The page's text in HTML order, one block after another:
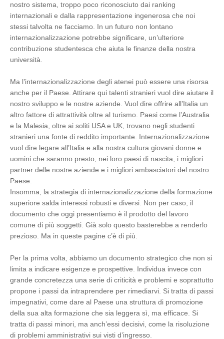
nostro sistema, troppo poco riconosciuto dai ranking
internazionali e dalla rappresentazione ingenerosa che noi
stessi talvolta ne facciamo. In un futuro non lontano
internazionalizzazione potrebbe significare, un’ulteriore
contribuzione studentesca che aiuta le finanze della nostra
università.
Ma l’internazionalizzazione degli atenei può essere una risorsa
anche per il Paese. Attirare qui talenti stranieri vuol dire aiutare il
nostro sviluppo e le nostre aziende. Vuol dire offrire all’Italia un
altro fattore di attrattività oltre al turismo. Paesi come l’Australia
e la Malesia, oltre ai soliti USA e UK, trovano negli studenti
stranieri una fonte di reddito importante. Internazionalizzazione
vuol dire legare all’Italia e alla nostra cultura giovani donne e
uomini che saranno presto, nei loro paesi di nascita, i migliori
partner delle nostre aziende e i migliori ambasciatori del nostro
Paese.
Insomma, la strategia di internazionalizzazione della formazione
superiore salda interessi robusti e diversi. Non per caso, il
documento che oggi presentiamo è il prodotto del lavoro
comune di più soggetti. Già solo questo basterebbe a renderlo
prezioso. Ma in queste pagine c’è di più.
Per la prima volta, abbiamo un documento strategico che non si
limita a indicare esigenze e prospettive. Individua invece con
grande concretezza una serie di criticità e problemi e soprattutto
propone i passi da intraprendere per rimediarvi. Si tratta di passi
impegnativi, come dare al Paese una struttura di promozione
della sua alta formazione che sia leggera sì, ma efficace. Si
tratta di passi minori, ma anch’essi decisivi, come la risoluzione
di problemi amministrativi sui visti d’ingresso.